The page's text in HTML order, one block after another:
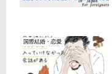
国際結婚・恋愛